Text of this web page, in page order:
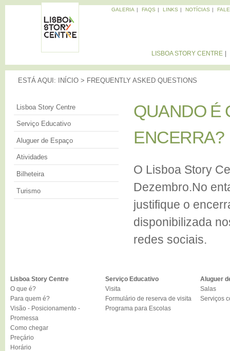
GALERIA FAQS LINKS NOTÍCIAS
LISBOA
STORY
CENTRE
LISBOA STORY CENTRE
ESTÁ AQUI
ESTÁ AQUI: INÍCIO > FREQUENTLY ASKED QUESTIONS
Lisboa Story Centre
Serviço Educativo
Aluguer de Espaço
Atividades
Bilheteira
Turismo
QUANDO É
ENCERRA?
QUANDO É
ENCERRA?
O Lisboa Story
Dezembro.No
justifique o
disponibilizada
redes sociais.
Lisboa Story Centre
O que é?
Para quem é?
Visão - Posicionamento -
Promessa
Como chegar
Preçário
Horário
Serviço Educativo
Visita
Formulário de reserva de visita
Programa para Escolas
Aluguer
Salas
Serviços